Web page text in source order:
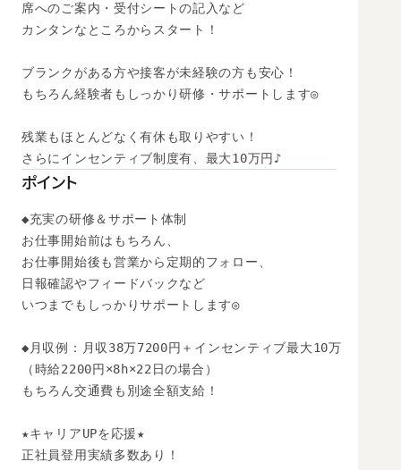
席へのご案内・受付シートの記入など
カンタンなところからスタート！
ブランクがある方や接客が未経験の方も安心！
もちろん経験者もしっかり研修・サポートします◎
残業もほとんどなく有休も取りやすい！
さらにインセンティブ制度有、最大10万円♪
ポイント
◆充実の研修＆サポート体制
お仕事開始前はもちろん、
お仕事開始後も営業から定期的フォロー、
日報確認やフィードバックなど
いつまでもしっかりサポートします◎
◆月収例：月収38万7200円＋インセンティブ最大10万
（時給2200円×8h×22日の場合）
もちろん交通費も別途全額支給！
★キャリアUPを応援★
正社員登用実績多数あり！